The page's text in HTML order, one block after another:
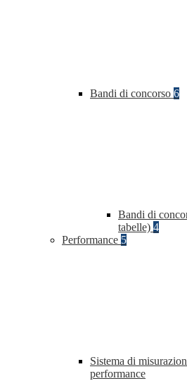
Bandi di concorso 6
Bandi di
tabelle) 4
Performance 5
Sistema di
performance